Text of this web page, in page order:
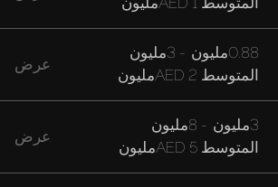
0.88مليون -
المتوسط
عرض
3مليون -
المتوسط
عرض